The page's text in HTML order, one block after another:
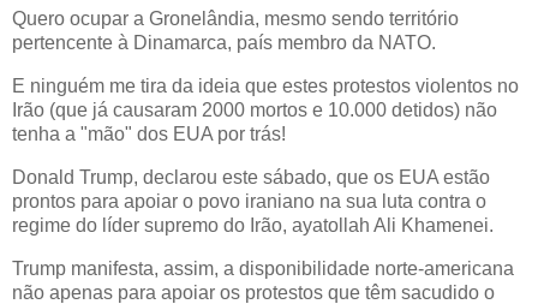
Quero ocupar a Gronelândia, mesmo sendo território
pertencente à Dinamarca, país membro da NATO.
E ninguém me tira da ideia que estes protestos violentos no
Irão (que já causaram 2000 mortos e 10.000 detidos) não
tenha a "mão" dos EUA por trás!
Donald Trump, declarou este sábado, que os EUA estão
prontos para apoiar o povo iraniano na sua luta contra o
regime do líder supremo do Irão, ayatollah Ali Khamenei.
Trump manifesta, assim, a disponibilidade norte-americana
não apenas para apoiar os protestos que têm sacudido o